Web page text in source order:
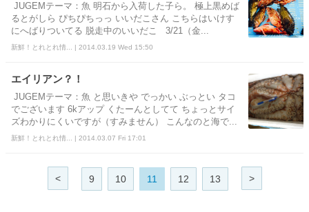
JUGEMテーマ：魚 明石から入荷した子ら。 極上黒めば
るとがしら ぴちぴちっっ いいだこさん こちらはいけす
にへばりついてる 脱走中のいいだこ 3/21（金...
新鮮！とれとれ情... | 2014.03.19 Wed 15:50
エイリアン？！
JUGEMテーマ：魚 と思いきや でっかい ぶっとい タコ
でございます 6kアップ くたーんとしてて ちょっとサイ
ズわかりにくいですが（すみません） こんなのと海で...
新鮮！とれとれ情... | 2014.03.07 Fri 17:01
< 9 10 11 12 13 >